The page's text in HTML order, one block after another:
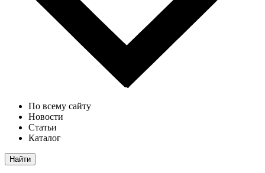
По всему сайту
Новости
Статьи
Каталог
Найти